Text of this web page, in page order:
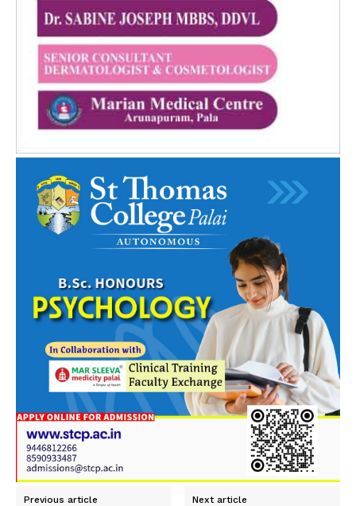
Previous article Next article